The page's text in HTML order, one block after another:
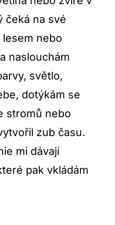
čeká na své
nebo
naslouchám
světlo,
dotýkám se
stromů nebo
zub času.
mi dávají
pak vkládám